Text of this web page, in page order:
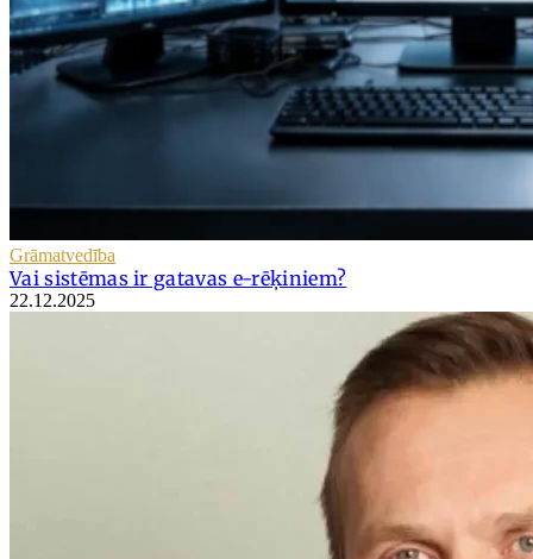
Grāmatvedība
Vai sistēmas ir gatavas e-rēķiniem?
22.12.2025